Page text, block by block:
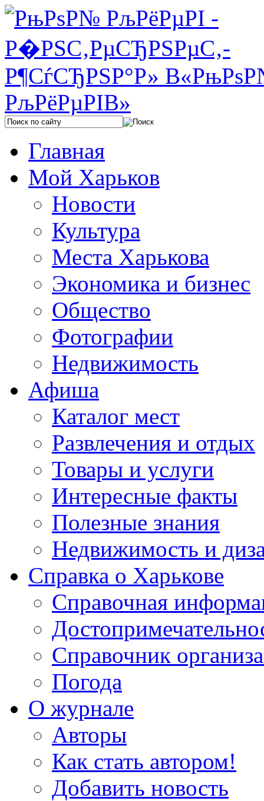
Главная
Мой Харьков
Новости
Культура
Места Харькова
Экономика и бизнес
Общество
Фотографии
Недвижимость
Афиша
Каталог мест
Развлечения и отдых
Товары и услуги
Интересные факты
Полезные знания
Недвижимость и
Справка о Харькове
Справочная
Справочник
Погода
О журнале
Авторы
Как стать автором!
Добавить новость